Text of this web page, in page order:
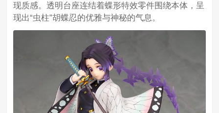
现质感。透明台座连结着蝶形特效零件围绕本体，呈
现出“虫柱”胡蝶忍的优雅与神秘的气息。